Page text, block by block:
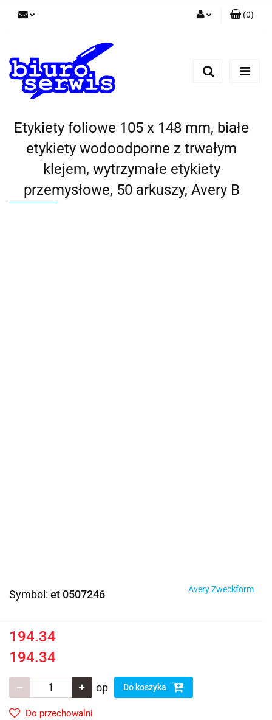
Zarejestruj się
(0)
Etykiety foliowe 105 x 148 mm, białe
etykiety wodoodporne z trwałym
klejem, wytrzymałe etykiety
przemysłowe, 50 arkuszy, Avery B
Symbol: et 0507246 Avery Zweckform
194.34
194.34
op Do koszyka
Do przechowalni